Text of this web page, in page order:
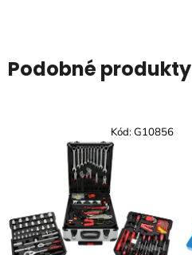
Podobné produkty
Kód:G10856